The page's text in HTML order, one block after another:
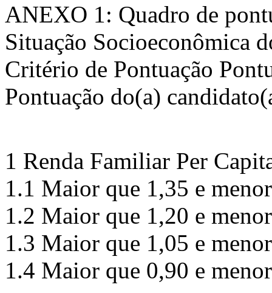
ANEXO 1: Quadro de
Situação Socioeconômica
Critério de Pontuação
Pontuação do(a)
1 Renda Familiar Per
1.1 Maior que 1,35 e
1.2 Maior que 1,20 e
1.3 Maior que 1,05 e
1.4 Maior que 0,90 e